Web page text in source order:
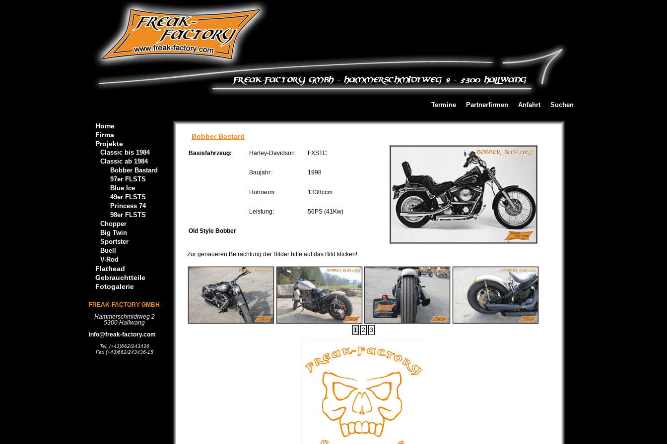
Suchen
Anfahrt
Partnerfirmen
Termine
Home
Firma
Projekte
Classic bis 1984
Classic ab 1984
Bobber Bastard
97er FLSTS
Blue Ice
49er FLSTS
Princess 74
98er FLSTS
Chopper
Big Twin
Sportster
Buell
V-Rod
Flathead
Gebrauchtteile
Fotogalerie
FREAK-FACTORY GMBH
Hammerschmidtweg 2
5300 Hallwang
info@freak-factory.com
Tel. (+43)662/243436
Fax (+43)662/243436-15
Bobber Bastard
Basisfahrzeug: Harley-Davidson FXSTC
Baujahr: 1998
Hubraum: 1338ccm
Leistung: 56PS (41Kw)
Old Style Bobber
Zur genaueren Betrachtung der Bilder bitte auf das Bild klicken!
1 2 3